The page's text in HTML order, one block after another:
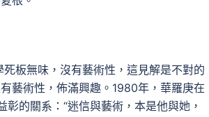
板無味，沒有藝術性，這見解是不對的
藝術性，佈滿興趣。1980年，華羅庚在
的關系：“迷信與藝術，本是他與她，